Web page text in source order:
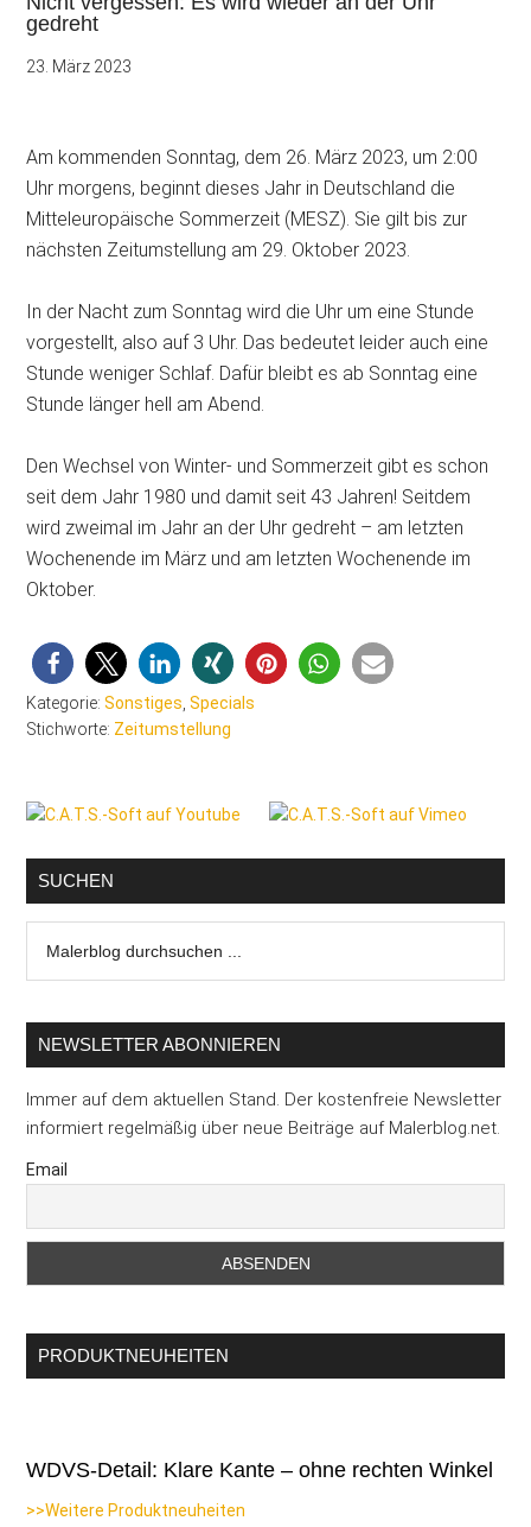
gedreht
23. März 2023
Am kommenden Sonntag, dem 26. März 2023, um 2:00
Uhr morgens, beginnt dieses Jahr in Deutschland die
Mitteleuropäische Sommerzeit (MESZ). Sie gilt bis zur
nächsten Zeitumstellung am 29. Oktober 2023.
In der Nacht zum Sonntag wird die Uhr um eine Stunde
vorgestellt, also auf 3 Uhr. Das bedeutet leider auch eine
Stunde weniger Schlaf. Dafür bleibt es ab Sonntag eine
Stunde länger hell am Abend.
Den Wechsel von Winter- und Sommerzeit gibt es schon
seit dem Jahr 1980 und damit seit 43 Jahren! Seitdem
wird zweimal im Jahr an der Uhr gedreht – am letzten
Wochenende im März und am letzten Wochenende im
Oktober.
Kategorie:Sonstiges ,Specials
Stichworte: Zeitumstellung
Seitenspalte
SUCHEN
durchsuchen
NEWSLETTER ABONNIEREN
Immer auf dem aktuellen Stand. Der kostenfreie Newsletter
informiert regelmäßig über neue Beiträge auf Malerblog.net.
Email
PRODUKTNEUHEITEN
WDVS-Detail: Klare Kante – ohne rechten Winkel
>>Weitere Produktneuheiten